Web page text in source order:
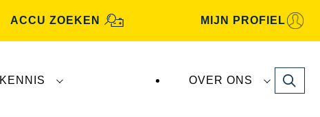
ACCU ZOEKEN MIJN PROFIEL
KENNIS OVER ONS Search